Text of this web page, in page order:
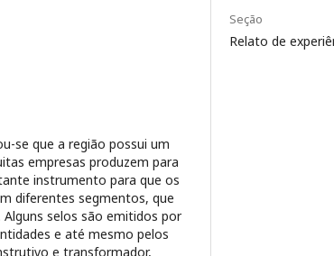
se que a região possui um
empresas produzem para
instrumento para que os
diferentes segmentos, que
selos são emitidos por
e até mesmo pelos
e transformador,
Seção
Relato de